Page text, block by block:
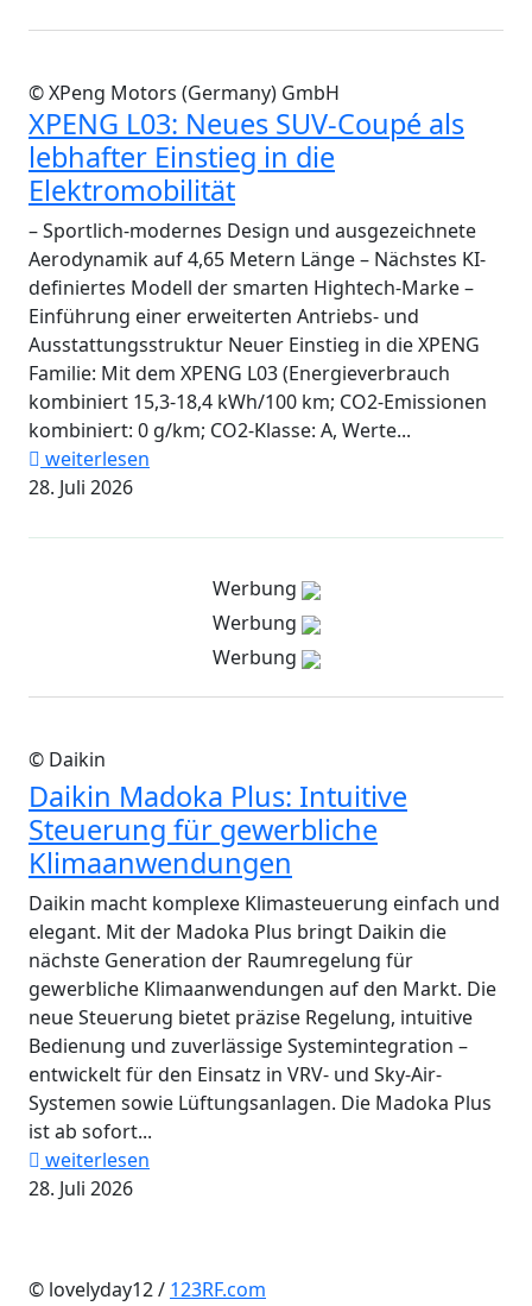
© XPeng Motors (Germany) GmbH
XPENG L03: Neues SUV-Coupé als
lebhafter Einstieg in die
Elektromobilität
– Sportlich-modernes Design und ausgezeichnete
Aerodynamik auf 4,65 Metern Länge – Nächstes KI-
definiertes Modell der smarten Hightech-Marke –
Einführung einer erweiterten Antriebs- und
Ausstattungsstruktur Neuer Einstieg in die XPENG
Familie: Mit dem XPENG L03 (Energieverbrauch
kombiniert 15,3-18,4 kWh/100 km; CO2-Emissionen
kombiniert: 0 g/km; CO2-Klasse: A, Werte...
weiterlesen
28. Juli 2026
Werbung
Werbung
Werbung
© Daikin
Daikin Madoka Plus: Intuitive
Steuerung für gewerbliche
Klimaanwendungen
Daikin macht komplexe Klimasteuerung einfach und
elegant. Mit der Madoka Plus bringt Daikin die
nächste Generation der Raumregelung für
gewerbliche Klimaanwendungen auf den Markt. Die
neue Steuerung bietet präzise Regelung, intuitive
Bedienung und zuverlässige Systemintegration –
entwickelt für den Einsatz in VRV- und Sky-Air-
Systemen sowie Lüftungsanlagen. Die Madoka Plus
ist ab sofort...
weiterlesen
28. Juli 2026
© lovelyday12 / 123RF.com